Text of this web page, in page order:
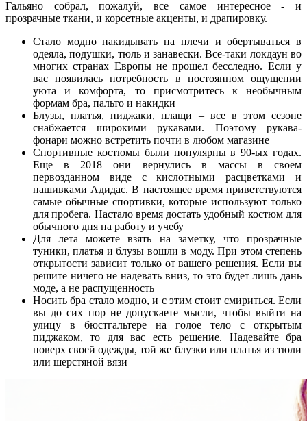
Гальяно собрал, пожалуй, все самое интересное - и
прозрачные ткани, и корсетные акценты, и драпировку.
Стало модно накидывать на плечи и обертываться в
одеяла, подушки, тюль и занавески. Все-таки локдаун во
многих странах Европы не прошел бесследно. Если у
вас появилась потребность в постоянном ощущении
уюта и комфорта, то присмотритесь к необычным
формам бра, пальто и накидки
Блузы, платья, пиджаки, плащи – все в этом сезоне
снабжается широкими рукавами. Поэтому рукава-
фонари можно встретить почти в любом магазине
Спортивные костюмы были популярны в 90-ых годах.
Еще в 2018 они вернулись в массы в своем
первозданном виде с кислотными расцветками и
нашивками Адидас. В настоящее время приветствуются
самые обычные спортивки, которые используют только
для пробега. Настало время достать удобный костюм для
обычного дня на работу и учебу
Для лета можете взять на заметку, что прозрачные
туники, платья и блузы вошли в моду. При этом степень
открытости зависит только от вашего решения. Если вы
решите ничего не надевать вниз, то это будет лишь дань
моде, а не распущенность
Носить бра стало модно, и с этим стоит смириться. Если
вы до сих пор не допускаете мысли, чтобы выйти на
улицу в бюстгальтере на голое тело с открытым
пиджаком, то для вас есть решение. Надевайте бра
поверх своей одежды, той же блузки или платья из тюли
или шерстяной вязи